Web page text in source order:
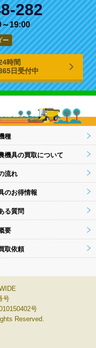
282
19:00
ー
時間
日受付中
種
機具の買取について
流れ
のお得情報
る質問
要
取依頼
号
号
Reserved.